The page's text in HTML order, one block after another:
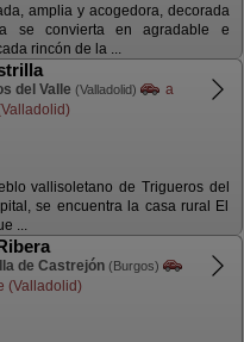
amplia y acogedora, decorada
se convierta en agradable e
rincón de la ...
del Valle (Valladolid)
a
vallisoletano de Trigueros del
se encuentra la casa rural El
...
de Castrejón (Burgos)
(Valladolid)